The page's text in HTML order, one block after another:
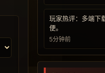
玩家热评：多端下
便。
5分钟前